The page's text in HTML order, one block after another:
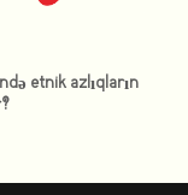
etnik azlıqların